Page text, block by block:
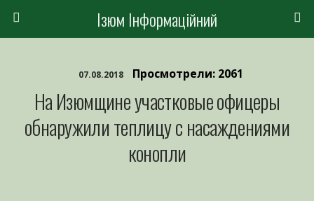
Ізюм Інформаційний
07.08.2018 Просмотрели: 2061
На Изюмщине участковые офицеры
обнаружили теплицу с насаждениями
конопли